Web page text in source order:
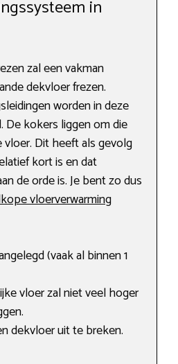
in
zal een vakman
dekvloer frezen.
worden in deze
De kokers liggen om die
Dit heeft als gevolg
kort is en dat
de orde is. Je bent zo dus
vloerverwarming
(vaak al binnen 1
vloer zal niet veel hoger
dekvloer uit te breken.